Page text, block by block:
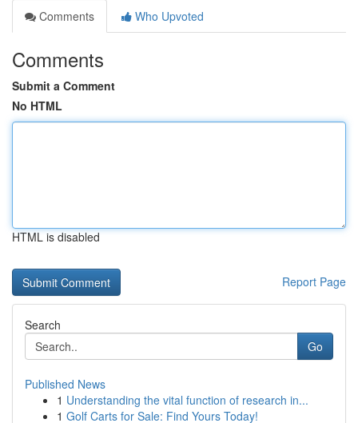
Comments
Who Upvoted
Comments
Submit a Comment
No HTML
HTML is disabled
Report Page
Search
Go
Published News
1 Understanding the vital function of research in...
1 Golf Carts for Sale: Find Yours Today!